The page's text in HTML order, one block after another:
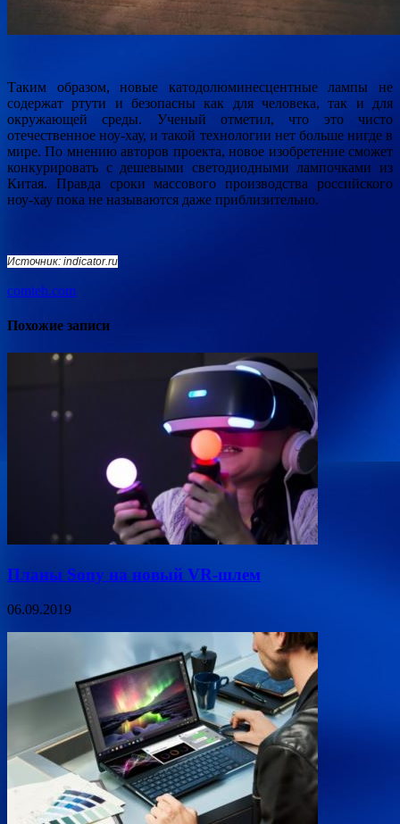
Таким образом, новые катодолюминесцентные лампы не
содержат ртути и безопасны как для человека, так и для
окружающей среды. Ученый отметил, что это чисто
отечественное ноу-хау, и такой технологии нет больше нигде в
мире. По мнению авторов проекта, новое изобретение сможет
конкурировать с дешевыми светодиодными лампочками из
Китая. Правда сроки массового производства российского
ноу-хау пока не называются даже приблизительно.
Источник: indicator.ru
comteh.com
Похожие записи
Планы Sony на новый VR-шлем
06.09.2019